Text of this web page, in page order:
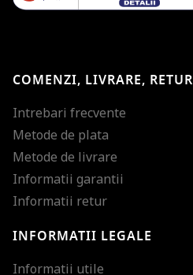
COMENZI, LIVRARE, RETUR
Intrebari frecvente
Metode de plata
Metode de livrare
Informatii garantii
Informatii retur
INFORMATII LEGALE
Informatii utile